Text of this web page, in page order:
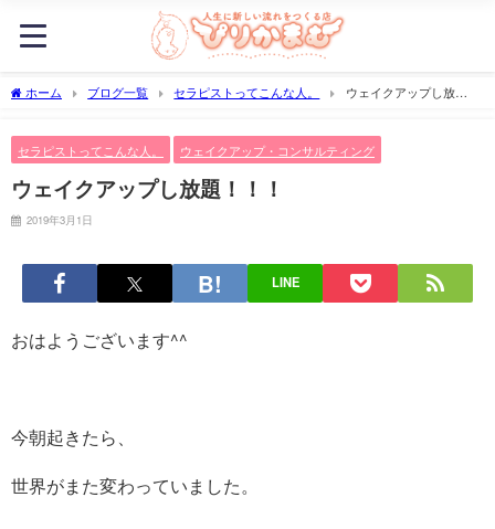
ホーム ブログ一覧 セラピストってこんな人。
ウェイクアップし放
セラピストってこんな人。 ウェイクアップ・コンサルティング
ウェイクアップし放題！！！
2019年3月1日
LINE
おはようございます^^
今朝起きたら、
世界がまた変わっていました。